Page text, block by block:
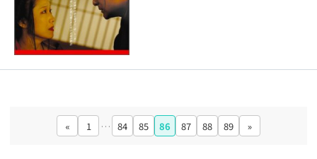
« 1 … 84 85 86 87 88 89 »